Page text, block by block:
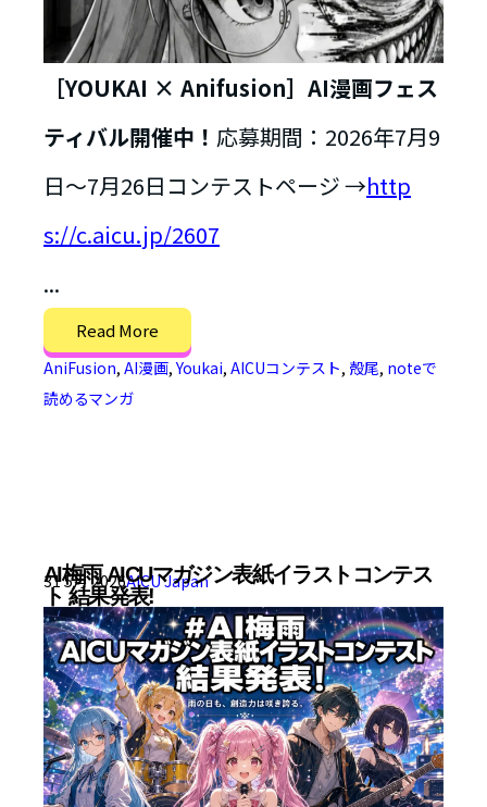
［YOUKAI × Anifusion］AI漫画フェス
ティバル開催中！ 応募期間：2026年7月9
日〜7月26日コンテストページ →http
s://c.aicu.jp/2607
...
Read More
AniFusion, AI漫画,Youkai, AICUコンテスト, 殻尾, noteで
読めるマンガ
AI梅雨 AICUマガジン表紙イラストコンテス
ト 結果発表!
31 5月 2026AICU Japan